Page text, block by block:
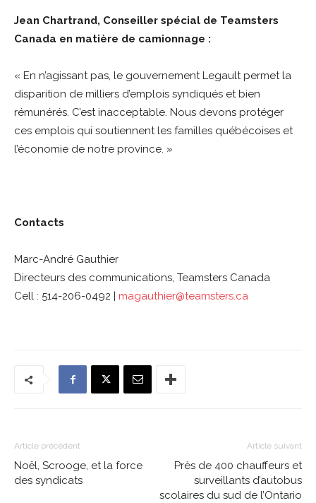
Jean Chartrand, Conseiller spécial de Teamsters
Canada en matière de camionnage :
« En n’agissant pas, le gouvernement Legault permet la
disparition de milliers d’emplois syndiqués et bien
rémunérés. C’est inacceptable. Nous devons protéger
ces emplois qui soutiennent les familles québécoises et
l’économie de notre province. »
Contacts
Marc-André Gauthier
Directeurs des communications, Teamsters Canada
Cell : 514-206-0492 | magauthier@teamsters.ca
Article précédent
Noël, Scrooge, et la force
des syndicats
Article suivant
Près de 400 chauffeurs et
surveillants d’autobus
scolaires du sud de l’Ontario